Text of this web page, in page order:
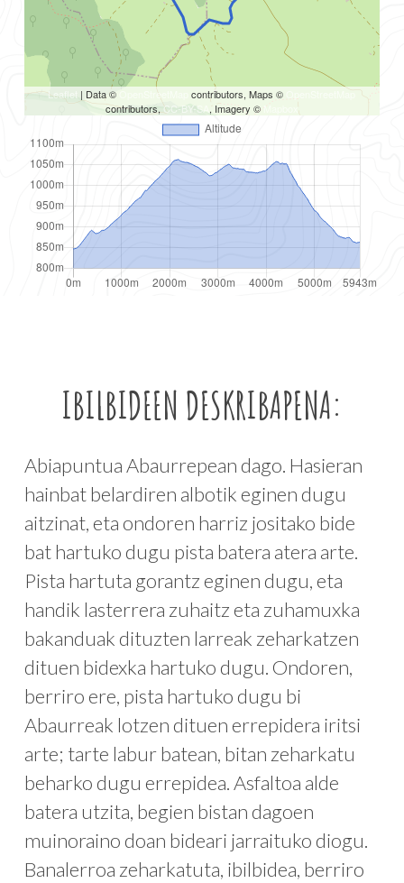
Leaflet | Data © OpenStreetMap contributors, Maps ©
OpenStreetMap
contributors, CC-BY-SA , Imagery © Mapbox
IBILBIDEEN DESKRIBAPENA:
Abiapuntua Abaurrepean dago. Hasieran
hainbat belardiren albotik eginen dugu
aitzinat, eta ondoren harriz jositako bide
bat hartuko dugu pista batera atera arte.
Pista hartuta gorantz eginen dugu, eta
handik lasterrera zuhaitz eta zuhamuxka
bakanduak dituzten larreak zeharkatzen
dituen bidexka hartuko dugu. Ondoren,
berriro ere, pista hartuko dugu bi
Abaurreak lotzen dituen errepidera iritsi
arte; tarte labur batean, bitan zeharkatu
beharko dugu errepidea. Asfaltoa alde
batera utzita, begien bistan dagoen
muinoraino doan bideari jarraituko diogu.
Banalerroa zeharkatuta, ibilbidea, berriro